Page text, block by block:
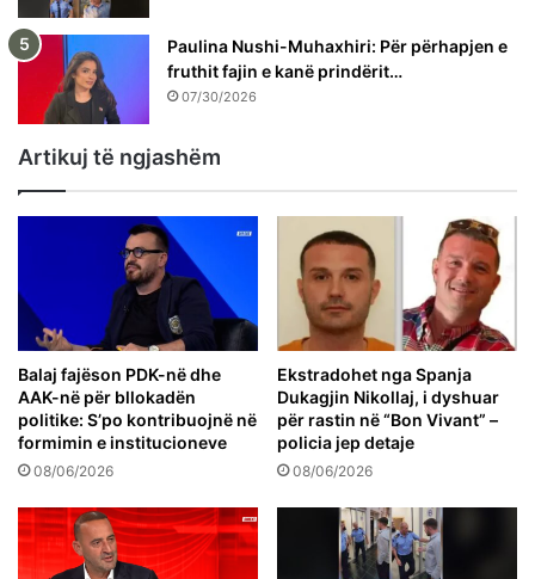
Paulina Nushi-Muhaxhiri: Për përhapjen e
fruthit fajin e kanë prindërit…
07/30/2026
Artikuj të ngjashëm
Balaj fajëson PDK-në dhe
AAK-në për bllokadën
politike: S’po kontribuojnë në
formimin e institucioneve
08/06/2026
Ekstradohet nga Spanja
Dukagjin Nikollaj, i dyshuar
për rastin në “Bon Vivant” –
policia jep detaje
08/06/2026